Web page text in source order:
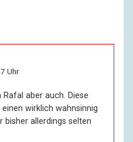
Uhr
aber auch. Diese
wirklich wahnsinnig
bisher allerdings selten